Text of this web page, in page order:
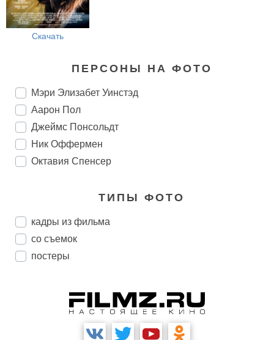
Скачать
ПЕРСОНЫ НА ФОТО
Мэри Элизабет Уинстэд
Аарон Пол
Джеймс Понсольдт
Ник Оффермен
Октавия Спенсер
ТИПЫ ФОТО
кадры из фильма
со съемок
постеры